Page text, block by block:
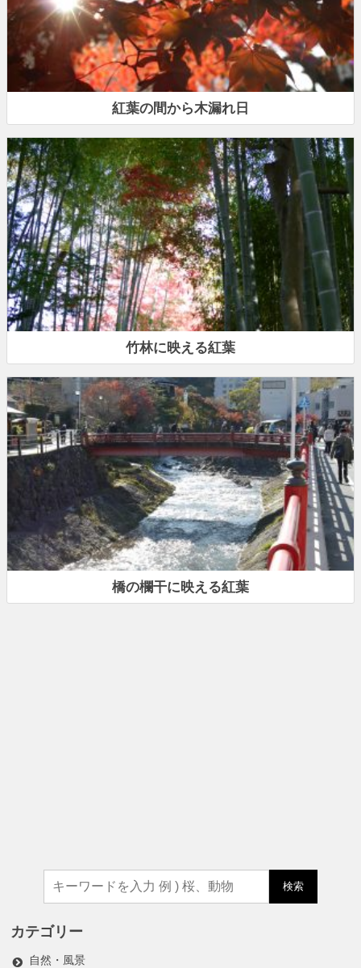
紅葉の間から木漏れ日
竹林に映える紅葉
橋の欄干に映える紅葉
検索
カテゴリー
自然・風景